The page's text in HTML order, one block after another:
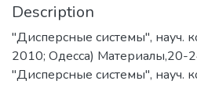
Description
"Дисперсные системы", науч.
2010; Одесса) Материалы,20-
"Дисперсные системы", науч.